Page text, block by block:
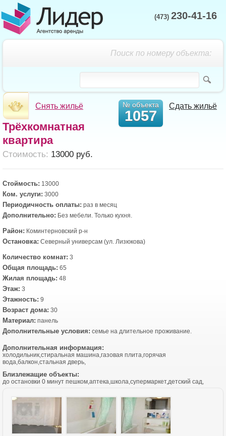
(473) 230-41-16
Поиск по номеру объекта:
Снять жильё Сдать жильё
№ объекта
1057
Трёхкомнатная
квартира
Cтоимость: 13000 руб.
Стоймость: 13000
Ком. услуги: 3000
Периодичность оплаты: раз в месяц
Дополнительно: Без мебели. Только кухня.
Район: Коминтерновский р-н
Остановка: Северный универсам (ул. Лизюкова)
Количество комнат: 3
Общая площадь: 65
Жилая площадь: 48
Этаж: 3
Этажность: 9
Возраст дома: 30
Материал: панель
Дополнительные условия: семье на длительное проживание.
Дополнительная информация:
холодильник,стиральная машина,газовая плита,горячая
вода,балкон,стальная дверь,
Близлежащие объекты:
до остановки 0 минут пешком,аптека,школа,супермаркет,детский сад,